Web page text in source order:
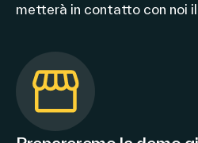
metterà in contatto con noi